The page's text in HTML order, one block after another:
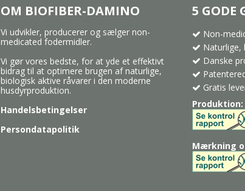
OM BIOFIBER-DAMINO
Vi udvikler, producerer og sælger non-
medicated fodermidler.
Vi gør vores bedste, for at yde et effektivt
bidrag til at optimere brugen af naturlige,
biologisk aktive råvarer i den moderne
husdyrproduktion.
Handelsbetingelser
Persondatapolitik
5 GODE
Non-
Naturlige,
Danske
Gratis
Produktion:
Mærkning